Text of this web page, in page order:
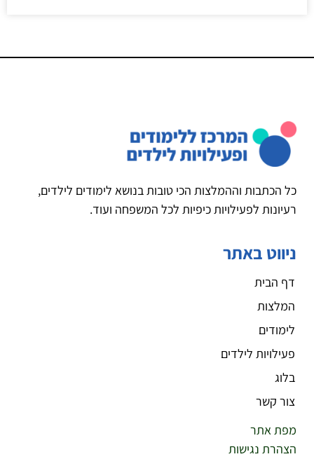
כל הכתבות וההמלצות הכי טובות בנושא לימודים לילדים,
רעיונות לפעילויות כיפיות לכל המשפחה ועוד.
ניווט באתר
דף הבית
המלצות
לימודים
פעילויות לילדים
בלוג
צור קשר
מפת אתר
הצהרת נגישות